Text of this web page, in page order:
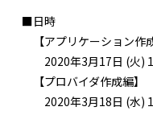
■日時
【アプリケーション作
2020年3月17日 (火)
【プロバイダ作成編】
2020年3月18日 (水)